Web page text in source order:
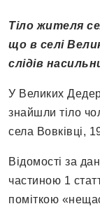
Тіло жителя
що в селі
слідів
У Великих
знайшли тіло
села Вовківці,
Відомості за
частиною 1
поміткою